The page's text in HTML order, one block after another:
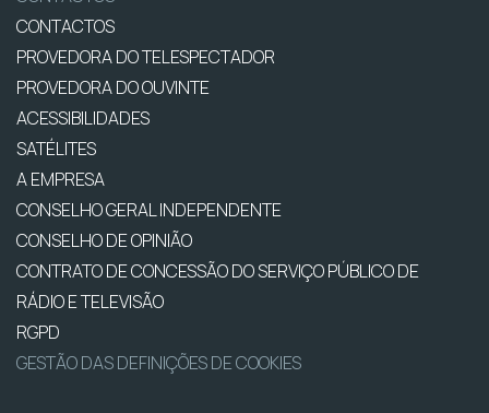
CONTACTOS
PROVEDORA DO TELESPECTADOR
PROVEDORA DO OUVINTE
ACESSIBILIDADES
SATÉLITES
A EMPRESA
CONSELHO GERAL INDEPENDENTE
CONSELHO DE OPINIÃO
CONTRATO DE CONCESSÃO DO SERVIÇO PÚBLICO DE
RÁDIO E TELEVISÃO
RGPD
GESTÃO DAS DEFINIÇÕES DE COOKIES